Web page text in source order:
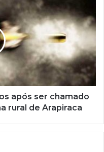
após ser chamado
rural de Arapiraca